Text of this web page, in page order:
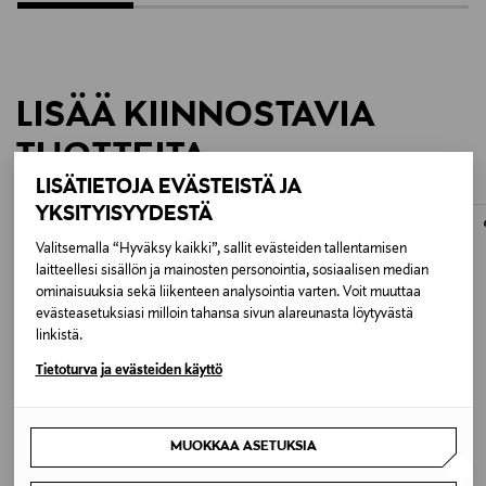
LISÄTIETOJA EVÄSTEISTÄ JA
YKSITYISYYDESTÄ
Valitsemalla “Hyväksy kaikki”, sallit evästeiden tallentamisen
laitteellesi sisällön ja mainosten personointia, sosiaalisen median
ominaisuuksia sekä liikenteen analysointia varten. Voit muuttaa
evästeasetuksiasi milloin tahansa sivun alareunasta löytyvästä
linkistä.
Tietoturva ja evästeiden käyttö
MUOKKAA ASETUKSIA
LISÄÄ KIINNOSTAVIA
TUOTTEITA
PINTIINOX
IITTALA